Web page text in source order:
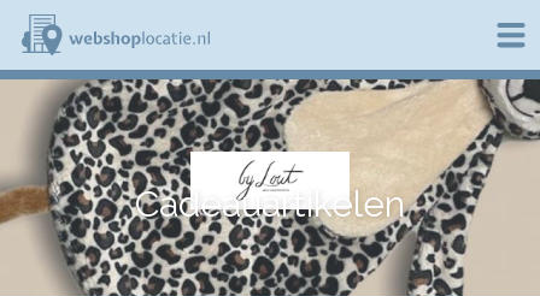
Overslaan
naar
de
h
o
p
Cadeauartikelen